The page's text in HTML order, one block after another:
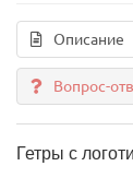
Описание
Вопрос-
Гетры с